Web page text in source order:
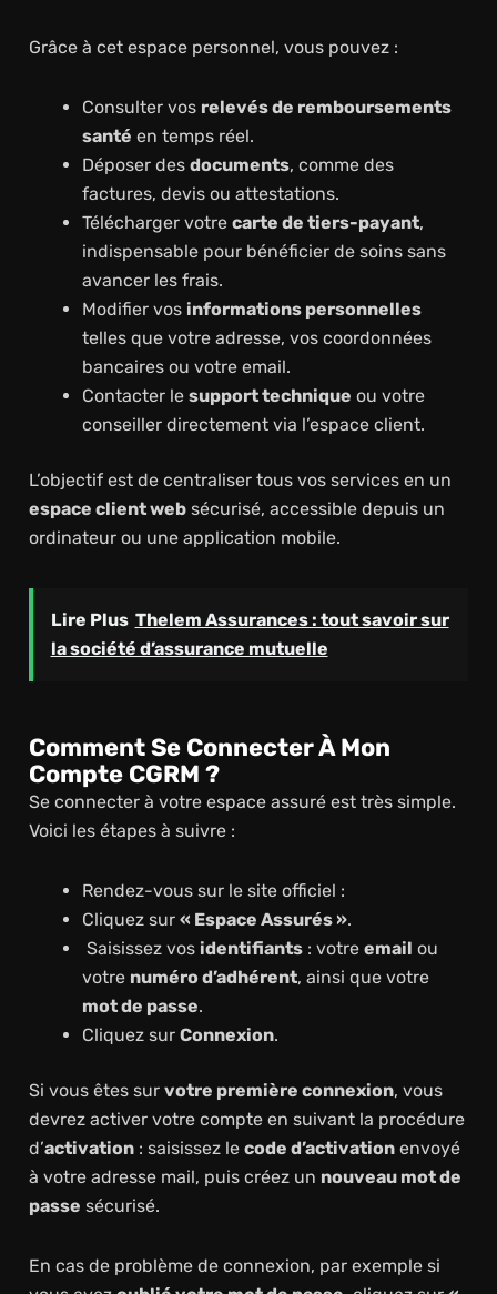
Grâce à cet espace personnel, vous pouvez :
Consulter vos relevés de remboursements
santé en temps réel.
Déposer des documents, comme des
factures, devis ou attestations.
Télécharger votre carte de tiers-payant,
indispensable pour bénéficier de soins sans
avancer les frais.
Modifier vos informations personnelles
telles que votre adresse, vos coordonnées
bancaires ou votre email.
Contacter le support technique ou votre
conseiller directement via l’espace client.
L’objectif est de centraliser tous vos services en un
espace client websécurisé, accessible depuis un
ordinateur ou une application mobile.
Lire Plus Thelem Assurances : tout savoir sur
la société d’assurance mutuelle
Comment Se Connecter À Mon
Compte CGRM ?
Se connecter à votre espace assuré est très simple.
Voici les étapes à suivre :
Rendez-vous sur le site officiel :
Cliquez sur « Espace Assurés ».
Saisissez vos identifiants: votre email ou
votre numéro d’adhérent, ainsi que votre
mot de passe.
Cliquez sur Connexion.
Si vous êtes sur votre première connexion, vous
devrez activer votre compte en suivant la procédure
d’activation: saisissez le code d’activationenvoyé
à votre adresse mail, puis créez un nouveau mot de
passe sécurisé.
En cas de problème de connexion, par exemple si